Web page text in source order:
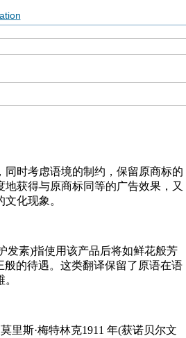
时考虑语境的制约，保留原商标的
获得与原商标同等的广告效果，又
化现象。
发素)指使用该产品后将如鲜花般芳
般的待遇。这类翻译保留了原语在语
里斯·梅特林克1911 年(获诺贝尔文